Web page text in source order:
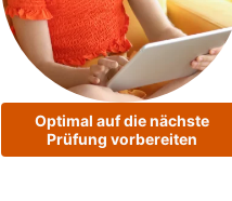
Optimal auf die nächste
Prüfung vorbereiten